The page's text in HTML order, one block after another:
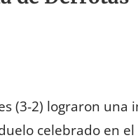
(3-2) lograron
celebrado en